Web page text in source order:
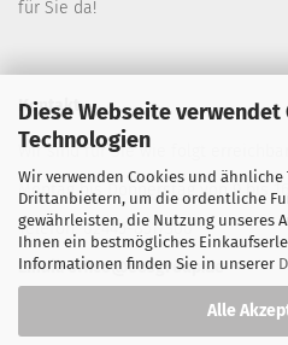
Diese Webseite
Technologien
Wir verwenden Cookies und
Drittanbietern, um die ordentliche
gewährleisten, die Nutzung unseres
Ihnen ein bestmögliches
Informationen finden Sie in unserer
Alle
für Sie da!
Kontakt
Wir sind für Sie wie folgt erreichbar:
Montag bis Donnerstag von 9 bis 16
Telefon: 02445-8517300
Email: office@eosgroup.de